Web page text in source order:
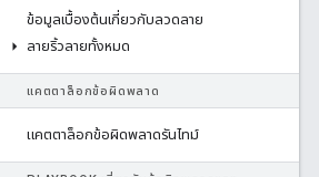
ข้อมูลเบื้องต้นเกี่ยวกับลวดลาย
ลายริ้วลายทั้งหมด
แคตตาล็อกข้อผิดพลาด
แคตตาล็อกข้อผิดพลาดรันไทม์